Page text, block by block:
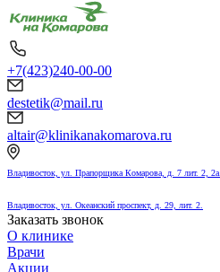
+7(423)240-00-00
destetik@mail.ru
altair@klinikanakomarova.ru
Владивосток, ул. Прапорщика Комарова, д. 7 лит. 2, 2а.
Владивосток, ул. Океанский проспект, д. 29, лит. 2.
Заказать звонок
О клинике
Врачи
Акции